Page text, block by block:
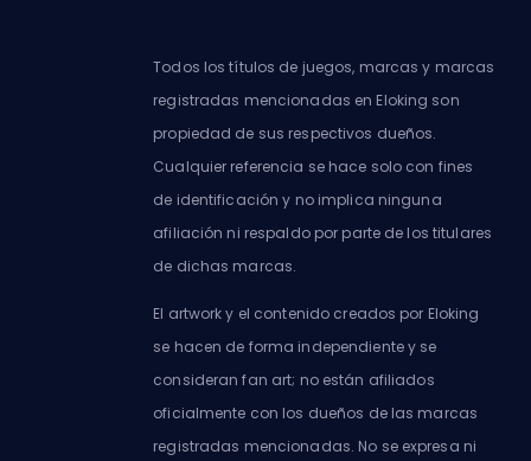
Todos los títulos de juegos, marcas y marcas
registradas mencionadas en Eloking son
propiedad de sus respectivos dueños.
Cualquier referencia se hace solo con fines
de identificación y no implica ninguna
afiliación ni respaldo por parte de los titulares
de dichas marcas.
El artwork y el contenido creados por Eloking
se hacen de forma independiente y se
consideran fan art; no están afiliados
oficialmente con los dueños de las marcas
registradas mencionadas. No se expresa ni